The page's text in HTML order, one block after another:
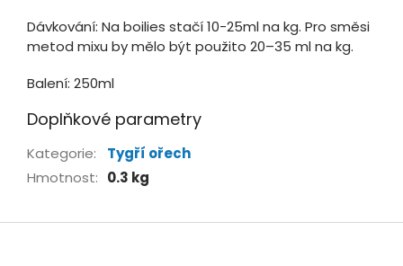
Dávkování: Na boilies stačí 10-25ml na kg. Pro směsi
metod mixu by mělo být použito 20–35 ml na kg.
Balení: 250ml
Doplňkové parametry
Kategorie:
Tygří ořech
Hmotnost: 0.3 kg
Z